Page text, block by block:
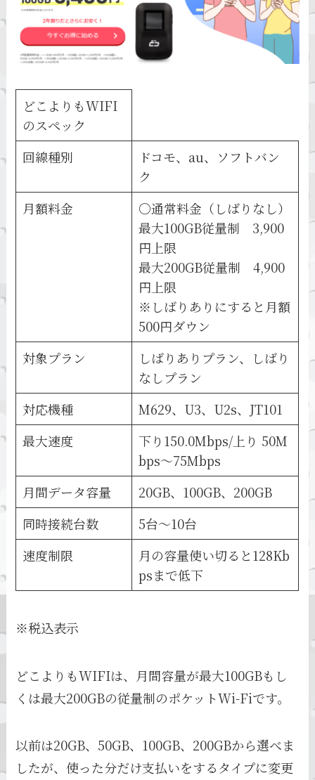
どこよりもWIFI
のスペック
回線種別
ドコモ、au、ソフトバン
ク
月額料金
〇通常料金（しばりなし）
最大100GB従量制 3,900
円上限
最大200GB従量制 4,900
円上限
※しばりありにすると月額
500円ダウン
対象プラン
しばりありプラン、しばり
なしプラン
対応機種
M629、U3、U2s、JT101
最大速度
下り150.0Mbps/上り 50M
bps～75Mbps
月間データ容量
20GB、100GB、200GB
同時接続台数
5台～10台
速度制限
月の容量使い切ると128Kb
psまで低下
※税込表示
どこよりもWIFIは、月間容量が最大100GBもし
くは最大200GBの従量制のポケットWi-Fiです。
以前は20GB、50GB、100GB、200GBから選べま
したが、使った分だけ支払いをするタイプに変更